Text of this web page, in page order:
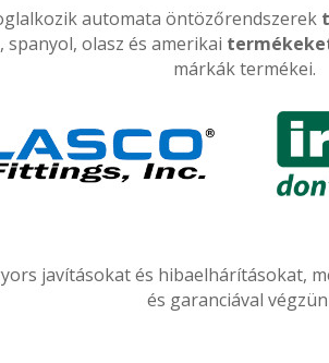
automata öntözőrendszerek
, spanyol, olasz és amerikai
márkák termékei.
javításokat és hibaelhárításokat,
és garanciával